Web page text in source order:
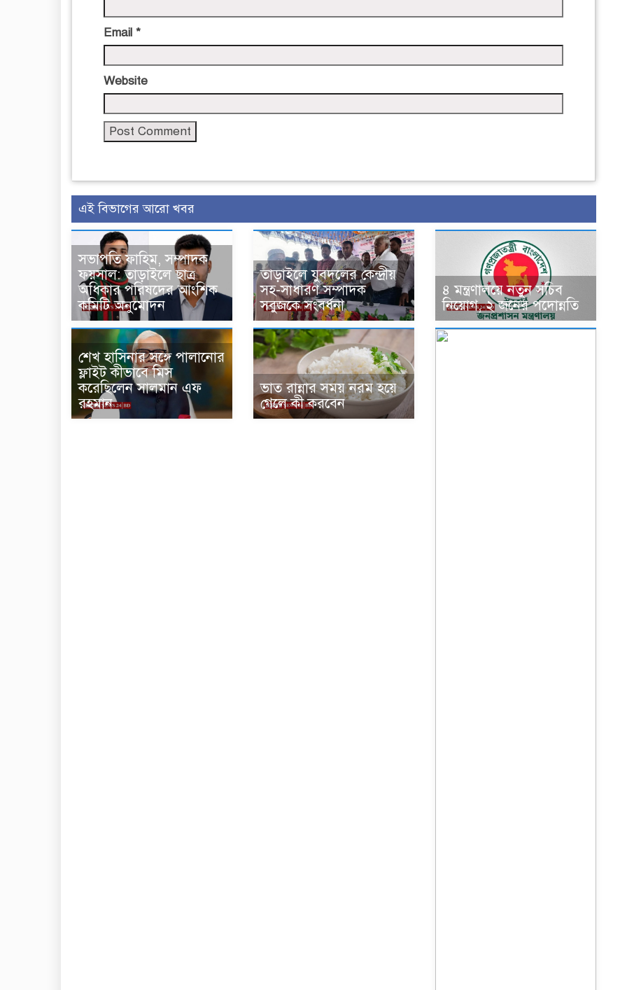
Email *
Website
এই বিভাগের আরো খবর
সভাপতি ফাহিম, সম্পাদক
ফয়সাল: তাড়াইলে ছাত্র
অধিকার পরিষদের আংশিক
কমিটি অনুমোদন
তাড়াইলে যুবদলের কেন্দ্রীয়
সহ-সাধারণ সম্পাদক
সবুজকে সংবর্ধনা
৪ মন্ত্রণালয়ে নতুন সচিব
নিয়োগ, ২ জনের পদোন্নতি
শেখ হাসিনার সঙ্গে পালানোর
ফ্লাইট কীভাবে মিস
করেছিলেন সালমান এফ
রহমান
ভাত রান্নার সময় নরম হয়ে
গেলে কী করবেন